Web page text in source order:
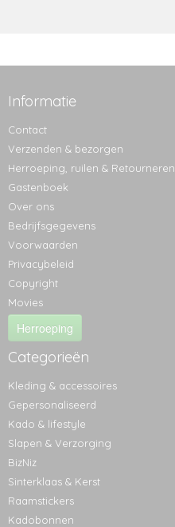
Informatie
Contact
Verzenden & bezorgen
Herroeping, ruilen & Retourneren
Gastenboek
Over ons
Bedrijfsgegevens
Voorwaarden
Privacybeleid
Copyright
Movies
Herroeping
Categorieën
Kleding & accessoires
Gepersonaliseerd
Kado & lifestyle
Slapen & Verzorging
BizNiz
Sinterklaas & Kerst
Raamstickers
Kadobonnen